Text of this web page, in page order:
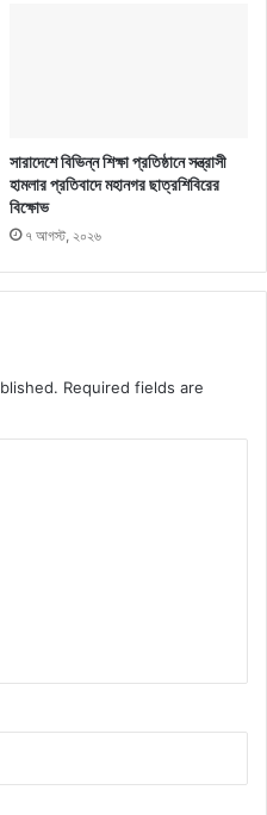
সারাদেশে বিভিন্ন শিক্ষা প্রতিষ্ঠানে সন্ত্রাসী
হামলার প্রতিবাদে মহানগর ছাত্রশিবিরের
বিক্ষোভ
৭ আগস্ট, ২০২৬
Required fields are